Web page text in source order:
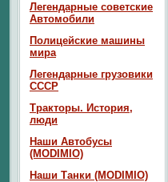
Легендарные советские
Автомобили
Полицейские машины
мира
Легендарные грузовики
СССР
Тракторы. История,
люди
Наши Автобусы
(MODIMIO)
Наши Танки (MODIMIO)